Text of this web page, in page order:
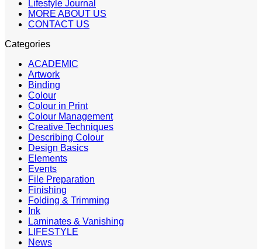
Lifestyle Journal
MORE ABOUT US
CONTACT US
Categories
ACADEMIC
Artwork
Binding
Colour
Colour in Print
Colour Management
Creative Techniques
Describing Colour
Design Basics
Elements
Events
File Preparation
Finishing
Folding & Trimming
Ink
Laminates & Vanishing
LIFESTYLE
News